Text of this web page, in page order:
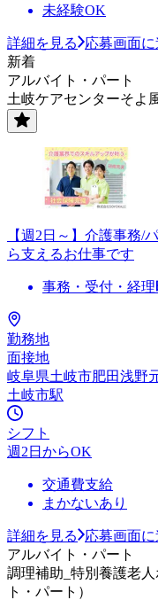
未経験OK
詳細を見る
応募画面に
新着
アルバイト・パート
土岐ケアセンターそよ
【週2日～】介護事務/
ら支えるお仕事です
事務・受付・経理
勤務地
面接地
岐阜県土岐市肥田浅野
土岐市駅
シフト
週2日からOK
交通費支給
まかないあり
詳細を見る
応募画面に
アルバイト・パート
調理補助_特別養護老
ト・パート）